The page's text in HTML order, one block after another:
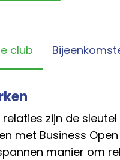
club
relaties zijn de
met Business
manier om